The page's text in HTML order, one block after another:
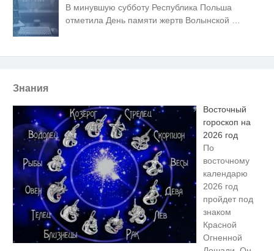
В минувшую субботу Республика Польша
отметила День памяти жертв Волынской
Знания
Восточный
гороскоп на
2026 год
По
восточному
календарю
2026 год
пройдет под
знаком
Красной
Огненной